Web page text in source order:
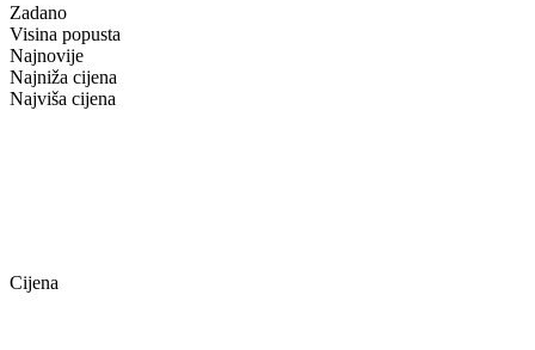
Zadano
Visina popusta
Najnovije
Najniža cijena
Najviša cijena
Cijena